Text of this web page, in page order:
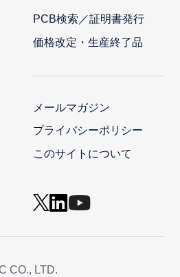
PCB検索／証明書発行
価格改定・生産終了品
メールマガジン
プライバシーポリシー
このサイトについて
CO., LTD.